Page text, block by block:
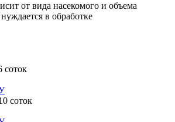
от вида насекомого и объема
в обработке
соток
соток